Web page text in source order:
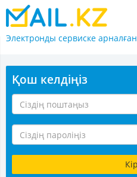
Электронды сервиске арналған
Қош келдіңіз